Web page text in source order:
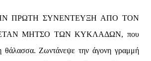
ΠΡΩΤΗ ΣΥΝΕΝΤΕΥΞΗ ΑΠΟ ΤΟΝ
ΜΗΤΣΟ ΤΩΝ ΚΥΚΛΑΔΩΝ, που
θάλασσα. Ζωντάνεψε την άγονη γραμμή